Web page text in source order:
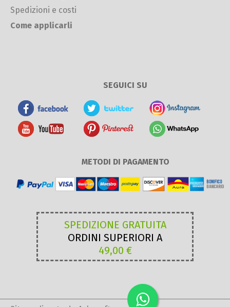
Spedizioni e costi
Come applicarli
SEGUICI SU
METODI DI PAGAMENTO
SPEDIZIONE GRATUITA
ORDINI SUPERIORI A
49,00 €